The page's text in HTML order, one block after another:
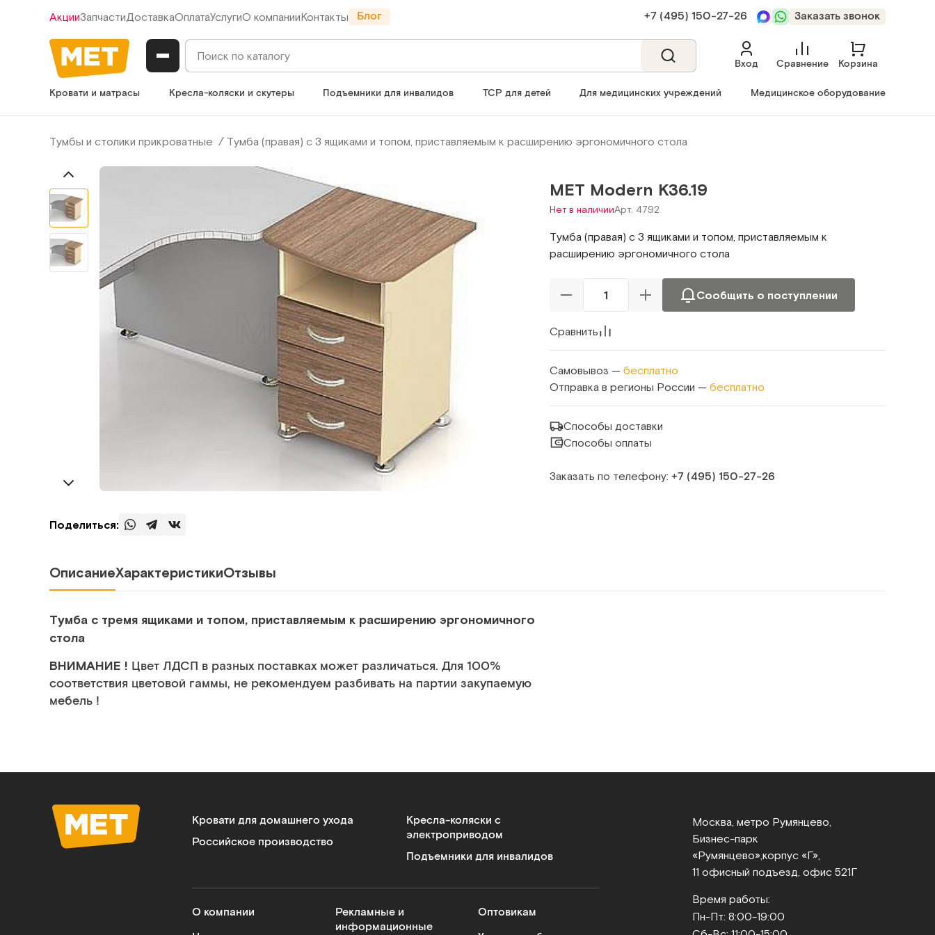
АкцииЗапчастиДоставкаОплатаУслугиО компанииКонтакты Блог +7 (495) 150‑27‑26 Заказать звонок
Вход Сравнение Корзина
Кровати и матрасы Кресла-коляски и скутеры Подъемники для инвалидов ТСР для детей Для медицинских учреждений Медицинское оборудование
Тумбы и столики прикроватные Тумба (правая) с 3 ящиками и топом, приставляемым к расширению эргономичного стола
Поделиться:
МЕТ Modern К36.19
Нет в наличииАрт. 4792
Тумба (правая) с 3 ящиками и топом, приставляемым к
расширению эргономичного стола
Сообщить о поступлении
Сравнить
Самовывоз — бесплатно
Отправка в регионы России — бесплатно
Способы доставки
Способы оплаты
Заказать по телефону: +7 (495) 150‑27‑26
ОписаниеХарактеристикиОтзывы
Тумба с тремя ящиками и топом, приставляемым к расширению эргономичного
стола
ВНИМАНИЕ ! Цвет ЛДСП в разных поставках может различаться. Для 100%
соответствия цветовой гаммы, не рекомендуем разбивать на партии закупаемую
мебель !
Кровати для домашнего ухода
Российское производство
Кресла-коляски с
электроприводом
Подъемники для инвалидов
О компании
Рекламные и
информационные
Оптовикам
Москва, метро Румянцево,
Бизнес‑парк
«Румянцево», корпус «Г»,
11 офисный подъезд, офис 521Г
Время работы:
Пн-Пт: 8:00-19:00